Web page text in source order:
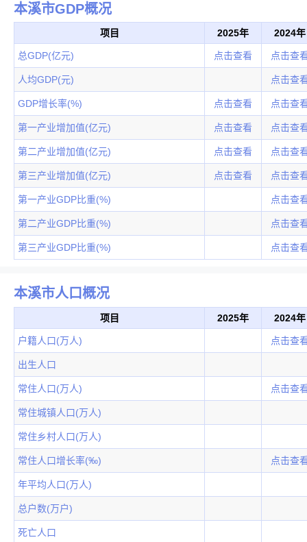
本溪市GDP概况
项目 2025年 2024年
总GDP(亿元) 点击查看 点击查
人均GDP(元) 点击查
GDP增长率(%) 点击查看 点击查
第一产业增加值(亿元) 点击查看 点击查
第二产业增加值(亿元) 点击查看 点击查
第三产业增加值(亿元) 点击查看 点击查
第一产业GDP比重(%) 点击查
第二产业GDP比重(%) 点击查
第三产业GDP比重(%) 点击查
本溪市人口概况
项目 2025年 2024年
户籍人口(万人) 点击查
出生人口
常住人口(万人) 点击查
常住城镇人口(万人)
常住乡村人口(万人)
常住人口增长率(‰) 点击查
年平均人口(万人)
总户数(万户)
死亡人口